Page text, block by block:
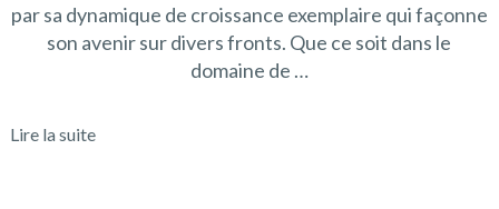
par sa dynamique de croissance exemplaire qui façonne
son avenir sur divers fronts. Que ce soit dans le
domaine de …
Lire la suite